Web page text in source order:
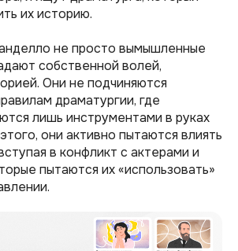
их историю.
не просто вымышленные
собственной волей,
Они не подчиняются
драматургии, где
лишь инструментами в руках
они активно пытаются влиять
в конфликт с актерами и
пытаются их «использовать»